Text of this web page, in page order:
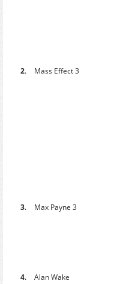
2. Mass Effect 3
3. Max Payne 3
4. Alan Wake